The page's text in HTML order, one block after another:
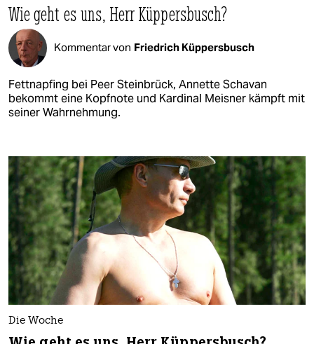
Wie geht es uns, Herr Küppersbusch?
Kommentar von Friedrich Küppersbusch
Fettnapfing bei Peer Steinbrück, Annette Schavan
bekommt eine Kopfnote und Kardinal Meisner kämpft mit
seiner Wahrnehmung.
Die Woche